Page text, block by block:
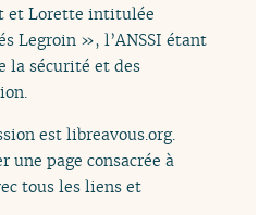
et Lorette intitulée
Legroin », l’ANSSI étant
la sécurité et des
est libreavous.org.
une page consacrée à
tous les liens et